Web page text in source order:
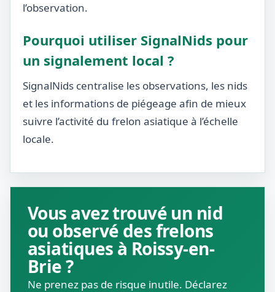
l’observation.
Pourquoi utiliser SignalNids pour
un signalement local ?
SignalNids centralise les observations, les nids
et les informations de piégeage afin de mieux
suivre l’activité du frelon asiatique à l’échelle
locale.
Vous avez trouvé un nid
ou observé des frelons
asiatiques à Roissy-en-
Brie ?
Ne prenez pas de risque inutile. Déclarez